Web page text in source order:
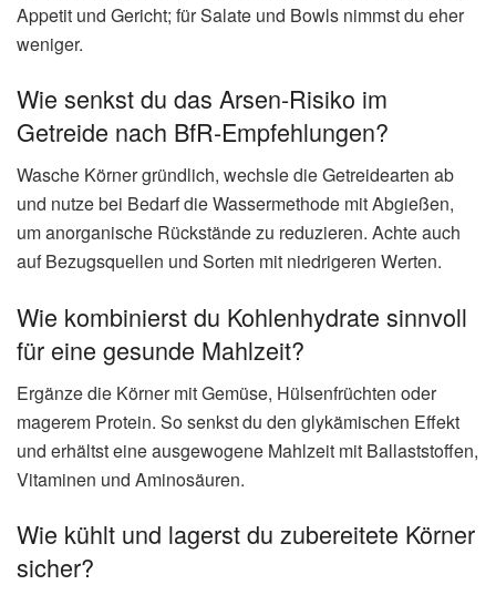
Appetit und Gericht; für Salate und Bowls nimmst du eher
weniger.
Wie senkst du das Arsen‑Risiko im
Getreide nach BfR‑Empfehlungen?
Wasche Körner gründlich, wechsle die Getreidearten ab
und nutze bei Bedarf die Wassermethode mit Abgießen,
um anorganische Rückstände zu reduzieren. Achte auch
auf Bezugsquellen und Sorten mit niedrigeren Werten.
Wie kombinierst du Kohlenhydrate sinnvoll
für eine gesunde Mahlzeit?
Ergänze die Körner mit Gemüse, Hülsenfrüchten oder
magerem Protein. So senkst du den glykämischen Effekt
und erhältst eine ausgewogene Mahlzeit mit Ballaststoffen,
Vitaminen und Aminosäuren.
Wie kühlt und lagerst du zubereitete Körner
sicher?